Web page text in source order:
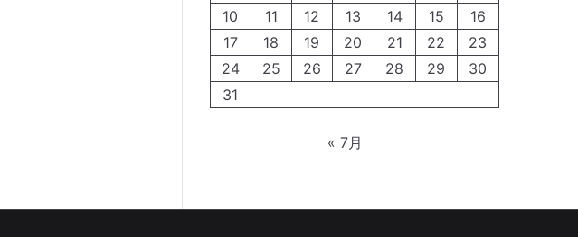
10
11 12 13 14 15
16
17
18 19 20 21 22
23
24
25 26 27 28 29
30
31
« 7月